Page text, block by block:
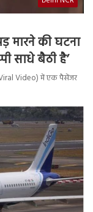
मारने की घटना
साधे बैठी है’
Viral Video) में एक पैसेंजर